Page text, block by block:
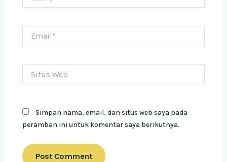
Web
Simpan nama, email, dan situs web saya pada
peramban ini untuk komentar saya berikutnya.